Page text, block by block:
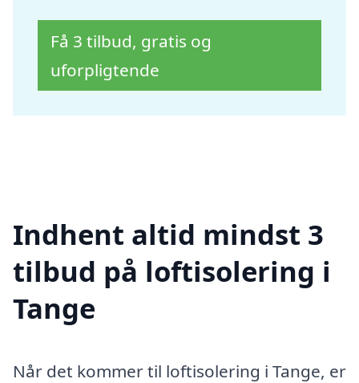
Få 3 tilbud, gratis og
uforpligtende
Indhent altid mindst 3
tilbud på loftisolering i
Tange
Når det kommer til loftisolering i Tange, er